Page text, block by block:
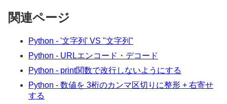
関連ページ
Python - '文字列' VS "文字列"
Python - URLエンコード・デコード
Python - print関数で改行しないようにする
Python - 数値を 3桁のカンマ区切りに整形 + 右寄せ
する